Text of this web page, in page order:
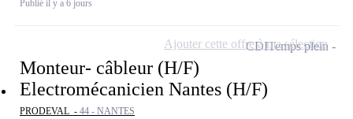
Publié il y a 6 jours
Monteur- câbleur (H/F)
Electromécanicien Nantes (H/F)
PRODEVAL - 44 - NANTES
CDITemps plein
Ajouter cette offre à ma sélection